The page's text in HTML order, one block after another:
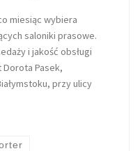
miesiąc wybiera
saloniki prasowe.
i jakość obsługi
Pasek,
przy ulicy